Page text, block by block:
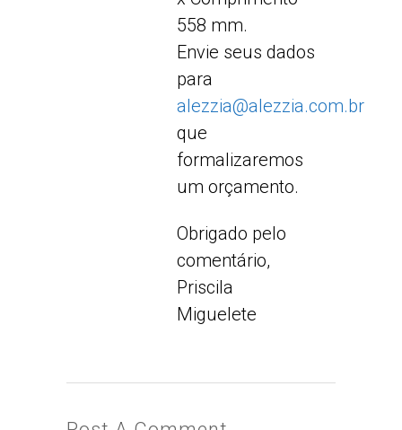
558 mm.
Envie seus dados
para
alezzia@alezzia.com.br
que
formalizaremos
um orçamento.
Obrigado pelo
comentário,
Priscila
Miguelete